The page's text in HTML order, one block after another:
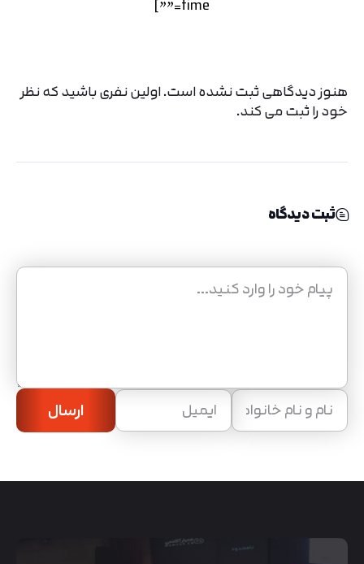
time=””]
هنوز دیدگاهی ثبت نشده است. اولین نفری باشید که نظر
خود را ثبت می کند.
ثبت دیدگاه
ارسال